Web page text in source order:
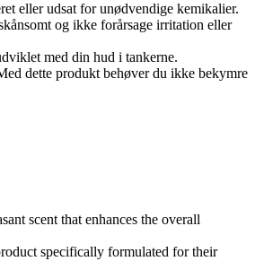
eller udsat for unødvendige kemikalier.
og ikke forårsage irritation eller
med din hud i tankerne.
dette produkt behøver du ikke bekymre
scent that enhances the overall
specifically formulated for their